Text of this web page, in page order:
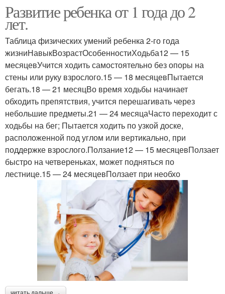
Развитие ребенка от 1 года до 2
лет.
Таблица физических умений ребенка 2-го года
жизниНавыкВозрастОсобенностиХодьба12 — 15
месяцевУчится ходить самостоятельно без опоры на
стены или руку взрослого.15 — 18 месяцевПытается
бегать.18 — 21 месяцВо время ходьбы начинает
обходить препятствия, учится перешагивать через
небольшие предметы.21 — 24 месяцаЧасто переходит с
ходьбы на бег; Пытается ходить по узкой доске,
расположенной под углом или вертикально, при
поддержке взрослого.Ползание12 — 15 месяцевПолзает
быстро на четвереньках, может подняться по
лестнице.15 — 24 месяцевПолзает при необхо